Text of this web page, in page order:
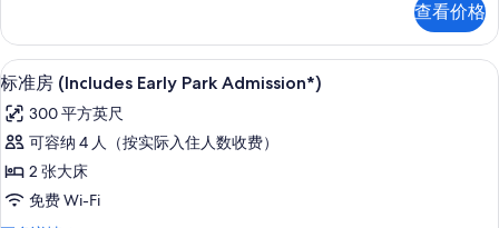
照
片
床,
无
烟
房
(Poolside)
的
所
张
大
床,
烟
房
(Poolside)
更
多
查看价格
显
示
标
准
房
(Includes
客房内保险箱、遮光窗帘、熨斗/熨衣
8
标准房 (Includes Early Park Admission*)
300 平方英尺
可容纳 4 人（按实际入住人数收费）
2 张大床
免费 Wi-Fi